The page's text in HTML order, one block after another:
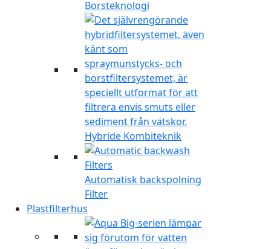
Borsteknologi
Hybride Kombiteknik
Automatisk backspolning
Filter
Plastfilterhus